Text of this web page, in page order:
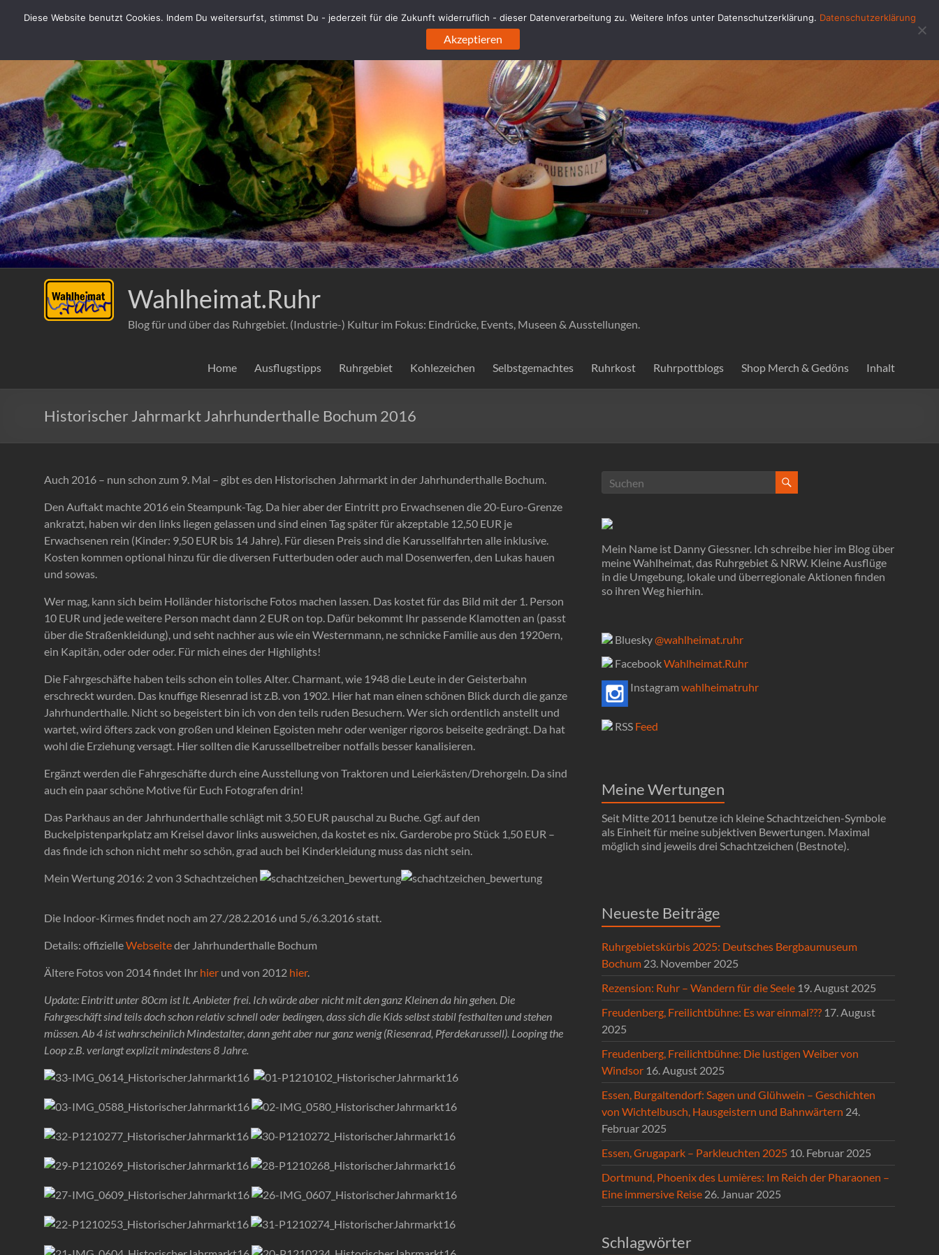
Inhalt
Wahlheimat.Ruhr
Blog für und über das Ruhrgebiet. (Industrie-) Kultur im Fokus: Eindrücke, Events, Museen & Ausstellungen.
Home Ausflugstipps Ruhrgebiet Kohlezeichen Selbstgemachtes Ruhrkost Ruhrpottblogs Shop Merch & Gedöns Inhalt
Historischer Jahrmarkt Jahrhunderthalle Bochum 2016
Auch 2016 – nun schon zum 9. Mal – gibt es den Historischen Jahrmarkt in der Jahrhunderthalle Bochum.
Den Auftakt machte 2016 ein Steampunk-Tag. Da hier aber der Eintritt pro Erwachsenen die 20-Euro-Grenze
ankratzt, haben wir den links liegen gelassen und sind einen Tag später für akzeptable 12,50 EUR je
Erwachsenen rein (Kinder: 9,50 EUR bis 14 Jahre). Für diesen Preis sind die Karussellfahrten alle inklusive.
Kosten kommen optional hinzu für die diversen Futterbuden oder auch mal Dosenwerfen, den Lukas hauen
und sowas.
Wer mag, kann sich beim Holländer historische Fotos machen lassen. Das kostet für das Bild mit der 1. Person
10 EUR und jede weitere Person macht dann 2 EUR on top. Dafür bekommt Ihr passende Klamotten an (passt
über die Straßenkleidung), und seht nachher aus wie ein Westernmann, ne schnicke Familie aus den 1920ern,
ein Kapitän, oder oder oder. Für mich eines der Highlights!
Die Fahrgeschäfte haben teils schon ein tolles Alter. Charmant, wie 1948 die Leute in der Geisterbahn
erschreckt wurden. Das knuffige Riesenrad ist z.B. von 1902. Hier hat man einen schönen Blick durch die ganze
Jahrhunderthalle. Nicht so begeistert bin ich von den teils ruden Besuchern. Wer sich ordentlich anstellt und
wartet, wird öfters zack von großen und kleinen Egoisten mehr oder weniger rigoros beiseite gedrängt. Da hat
wohl die Erziehung versagt. Hier sollten die Karussellbetreiber notfalls besser kanalisieren.
Ergänzt werden die Fahrgeschäfte durch eine Ausstellung von Traktoren und Leierkästen/Drehorgeln. Da sind
auch ein paar schöne Motive für Euch Fotografen drin!
Das Parkhaus an der Jahrhunderthalle schlägt mit 3,50 EUR pauschal zu Buche. Ggf. auf den
Buckelpistenparkplatz am Kreisel davor links ausweichen, da kostet es nix. Garderobe pro Stück 1,50 EUR –
das finde ich schon nicht mehr so schön, grad auch bei Kinderkleidung muss das nicht sein.
Mein Wertung 2016: 2 von 3 Schachtzeichen
Die Indoor-Kirmes findet noch am 27./28.2.2016 und 5./6.3.2016 statt.
Details: offizielleWebseiteder Jahrhunderthalle Bochum
Ältere Fotos von 2014 findet Ihr hier und von 2012 hier.
Update: Eintritt unter 80cm ist lt. Anbieter frei. Ich würde aber nicht mit den ganz Kleinen da hin gehen. Die
Fahrgeschäft sind teils doch schon relativ schnell oder bedingen, dass sich die Kids selbst stabil festhalten und stehen
müssen. Ab 4 ist wahrscheinlich Mindestalter, dann geht aber nur ganz wenig (Riesenrad, Pferdekarussell). Looping the
Loop z.B. verlangt explizit mindestens 8 Jahre.
Mein Name ist Danny Giessner. Ich schreibe hier im Blog über
meine Wahlheimat, das Ruhrgebiet & NRW. Kleine Ausflüge
in die Umgebung, lokale und überregionale Aktionen finden
so ihren Weg hierhin.
Bluesky@wahlheimat.ruhr
FacebookWahlheimat.Ruhr
Instagram wahlheimatruhr
RSS Feed
Meine Wertungen
Seit Mitte 2011 benutze ich kleine Schachtzeichen-Symbole
als Einheit für meine subjektiven Bewertungen. Maximal
möglich sind jeweils drei Schachtzeichen (Bestnote).
Neueste Beiträge
Ruhrgebietskürbis 2025: Deutsches Bergbaumuseum
Bochum 23. November 2025
Rezension: Ruhr – Wandern für die Seele 19. August 2025
Freudenberg, Freilichtbühne: Es war einmal??? 17. August
2025
Freudenberg, Freilichtbühne: Die lustigen Weiber von
Windsor 16. August 2025
Essen, Burgaltendorf: Sagen und Glühwein – Geschichten
von Wichtelbusch, Hausgeistern und Bahnwärtern 24.
Februar 2025
Essen, Grugapark – Parkleuchten 2025 10. Februar 2025
Dortmund, Phoenix des Lumières: Im Reich der Pharaonen –
Eine immersive Reise 26. Januar 2025
Schlagwörter
Diese Website benutzt Cookies. Indem Du weitersurfst, stimmst Du - jederzeit für die Zukunft widerruflich - dieser Datenverarbeitung zu. Weitere Infos unter Datenschutzerklärung. Datenschutzerklärung
Akzeptieren